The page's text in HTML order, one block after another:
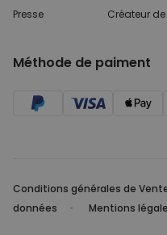
Presse Créateur
Méthode de paiment
Conditions générales de
données
Mentions